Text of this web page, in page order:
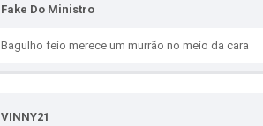
Fake Do Ministro
Bagulho feio merece um murrão no meio da cara
VINNY21